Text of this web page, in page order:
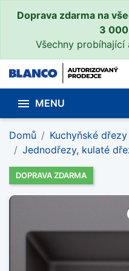
Doprava zdarma na
3 000
Všechny probíhající
 MENU
Domů Kuchyňské dřezy
Jednodřezy, kulaté
DOPRAVA ZDARMA